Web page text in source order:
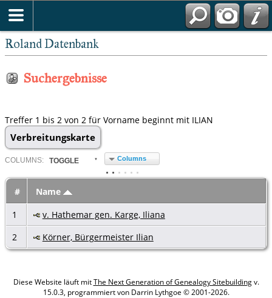
Roland Datenbank
Suchergebnisse
Treffer 1 bis 2 von 2 für Vorname beginnt mit ILIAN
Verbreitungskarte
COLUMN S: TOGGLE Columns
#
Name
1
v. Hathemar gen. Karge, Iliana
2
Körner, Bürgermeister Ilian
Diese Website läuft mitThe Next Generation of Genealogy Sitebuildingv.
15.0.3, programmiert von Darrin Lythgoe © 2001-2026.